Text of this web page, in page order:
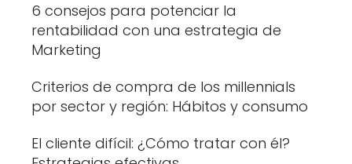
6 consejos para potenciar la
rentabilidad con una estrategia de
Marketing
Criterios de compra de los millennials
por sector y región: Hábitos y consumo
El cliente difícil: ¿Cómo tratar con él?